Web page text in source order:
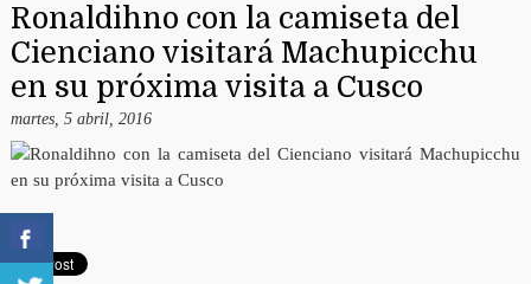
Ronaldihno con la camiseta del
Cienciano visitará Machupicchu
en su próxima visita a Cusco
martes, 5 abril, 2016